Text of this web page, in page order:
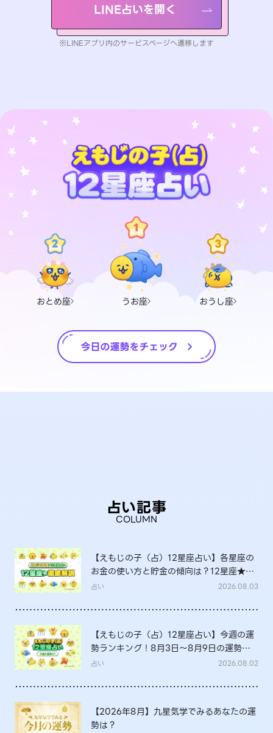
LINE占いを開く
※LINEアプリ内のサービスページへ遷移します
おとめ座 うお座 おうし座
占い記事
COLUMN
【えもじの子（占）12星座占い】各星座の
お金の使い方と貯金の傾向は？12星座★徹
底解説
占い 2026.08.03
【えもじの子（占）12星座占い】今週の運
勢ランキング！8月3日～8月9日の運勢
は？
占い 2026.08.02
【2026年8月】九星気学でみるあなたの運
勢は？